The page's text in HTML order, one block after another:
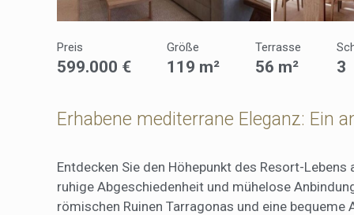
Preis
599.000 €
Größe
119 m²
Terrasse
56 m² 3
Erhabene mediterrane Eleganz: Ein
Entdecken Sie den Höhepunkt des Resort-
ruhige Abgeschiedenheit und mühelose
römischen Ruinen Tarragonas und eine
Sie
seiner
auf der